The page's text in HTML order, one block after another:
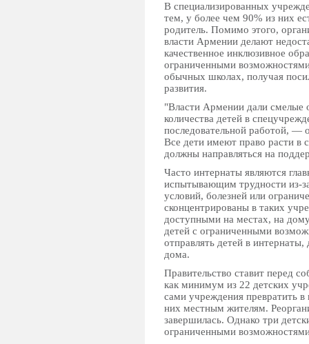
В специализированных
тем, у более чем 90% из них
родитель. Помимо этого,
власти Армении делают
качественное инклюзивное
ограниченными
обычных школах, получая
развития.
"Власти Армении дали
количества детей в
последовательной работой, —
Все дети имеют право расти в
должны направляться на
Часто интернаты являются
испытывающим трудности из-
условий, болезней или
сконцентрированы в таких
доступными на местах, на
детей с ограниченными
отправлять детей в
дома.
Правительство ставит перед
как минимум из 22 детских
сами учреждения превратить
них местным жителям.
завершилась. Однако три
ограниченными